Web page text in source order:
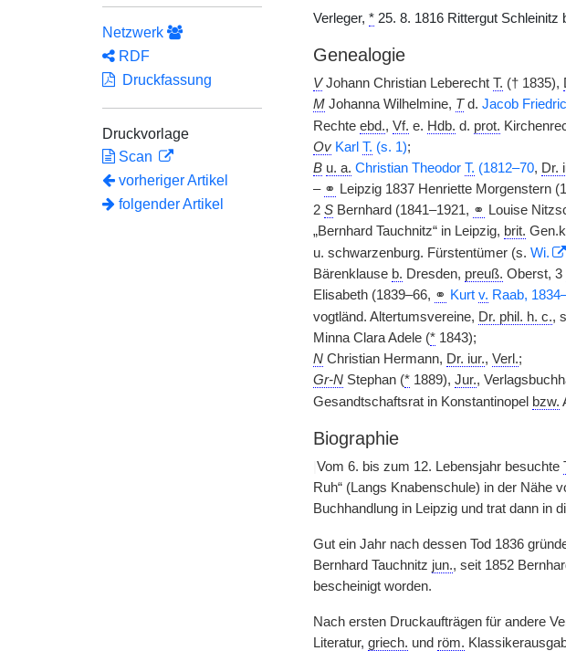
Netzwerk
RDF
Druckfassung
Druckvorlage
Scan
vorheriger Artikel
folgender Artikel
Verleger, *25. 8. 1816 Rittergut Schleinitz
Genealogie
VJohann Christian Leberecht T. († 1835),
MJohanna Wilhelmine, Td. Jacob
Rechte ebd., Vf. e. Hdb. d. prot.
Ov Karl T. (s. 1);
B u. a. Christian Theodor T. (1812–70, Dr.
– ⚭ Leipzig 1837 Henriette Morgenstern
2 SBernhard (1841–1921, ⚭ Louise
„Bernhard Tauchnitz“ in Leipzig, brit.
u. schwarzenburg. Fürstentümer (s. Wi.
Bärenklause b. Dresden, preuß. Oberst, 3
Elisabeth (1839–66, ⚭ Kurt v. Raab,
vogtländ. Altertumsvereine, Dr. phil. h. c.,
Minna Clara Adele (*1843);
NChristian Hermann, Dr. iur., Verl.;
Gr-NStephan (*1889), Jur.,
Gesandtschaftsrat in Konstantinopel bzw.
Biographie
Vom 6. bis zum 12. Lebensjahr besuchte
Ruh“ (Langs Knabenschule) in der Nähe
Buchhandlung in Leipzig und trat dann in
Gut ein Jahr nach dessen Tod 1836
Bernhard Tauchnitz jun., seit 1852
bescheinigt worden.
Nach ersten Druckaufträgen für andere
Literatur, griech. und röm.